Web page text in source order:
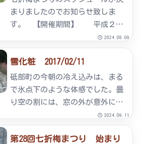
まりましたのでお知らせ致しま
す。 【開催期間】 平成２３
年２月２０日（日）～３月１０日
（木） イベントのご案内★もち
まき大会（１３：００～）
【開催日】 ２月２０日
（日） ２月２６日（土） ・
２...
2024.08.09
雪化粧 2017/02/11
砥部町の今朝の冷え込みは、まる
で氷点下のような体感でした。曇
り空の割には、窓の外が意外に明
るい原因は雪化粧でした。辺り一
面、うっすらと雪で覆われていま
した。本日、10時頃の梅園です。
2024.09.11
第28回七折梅まつり 始まり